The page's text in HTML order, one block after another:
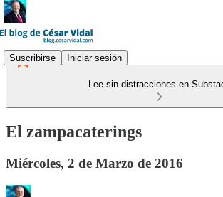
Suscribirse Iniciar sesión
Lee sin distracciones en
El zampacaterings
Miércoles, 2 de Marzo de 2016